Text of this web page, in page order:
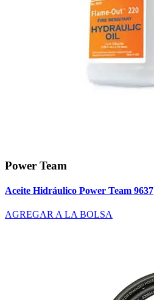
Power Team
Aceite Hidráulico Power Team 9637
AGREGAR A LA BOLSA